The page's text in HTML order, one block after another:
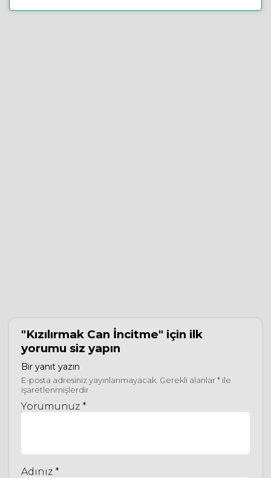
"Kızılırmak Can İncitme" için ilk
yorumu siz yapın
Bir yanıt yazın
E-posta adresiniz yayınlanmayacak. Gerekli alanlar* ile
işaretlenmişlerdir
Yorumunuz *
Adınız *